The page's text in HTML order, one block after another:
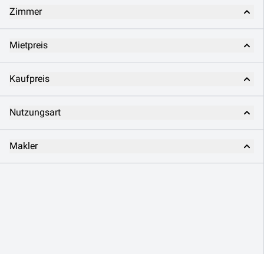
Zimmer
Mietpreis
Kaufpreis
Nutzungsart
Makler